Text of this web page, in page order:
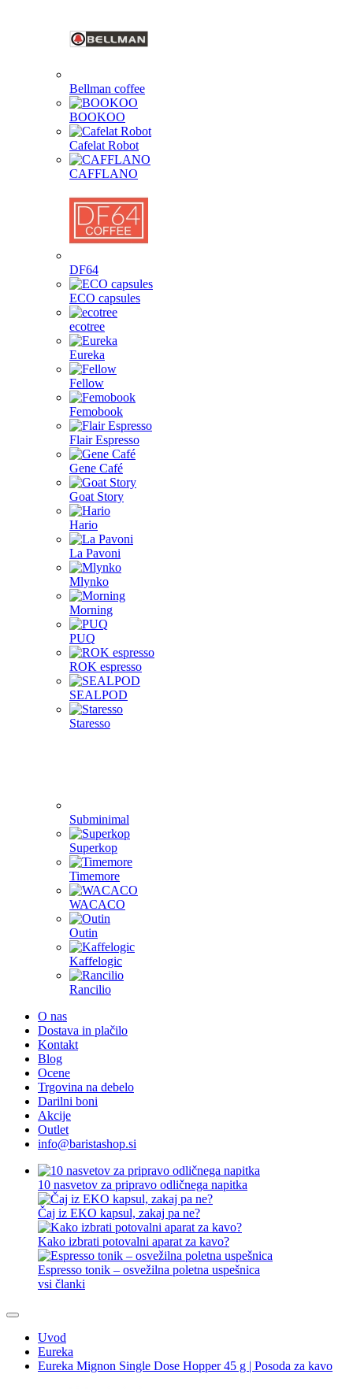
Bellman coffee
BOOKOO
Cafelat Robot
CAFFLANO
DF64
ECO capsules
ecotree
Eureka
Fellow
Femobook
Flair Espresso
Gene Café
Goat Story
Hario
La Pavoni
Mlynko
Morning
PUQ
ROK espresso
SEALPOD
Staresso
Subminimal
Superkop
Timemore
WACACO
Outin
Kaffelogic
Rancilio
O nas
Dostava in plačilo
Kontakt
Blog
Ocene
Trgovina na debelo
Darilni boni
Akcije
Outlet
info@baristashop.si
10 nasvetov za pripravo odličnega napitka
Čaj iz EKO kapsul, zakaj pa ne?
Kako izbrati potovalni aparat za kavo?
Espresso tonik – osvežilna poletna uspešnica
vsi članki
Uvod
Eureka
Eureka Mignon Single Dose Hopper 45 g | Posoda za kavo